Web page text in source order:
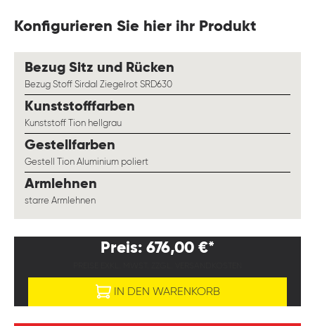
Konfigurieren Sie hier ihr Produkt
Bezug Sitz und Rücken
Bezug Stoff Sirdal Ziegelrot SRD630
Kunststofffarben
Kunststoff Tion hellgrau
Gestellfarben
Gestell Tion Aluminium poliert
Armlehnen
starre Armlehnen
Preis: 676,00 €*
IN DEN WARENKORB